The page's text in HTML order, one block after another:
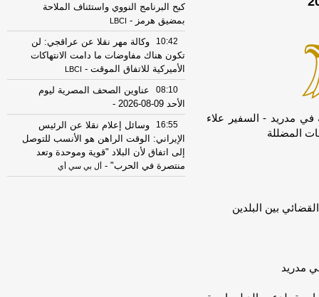
في مدريد - السفير علاء
المضللة
بين البلدين
مدريد
كبح البرنامج النووي واستئناف الملاحة
بمضيق هرمز -
LBCI
10:42
وكالة مهر نقلا عن عراقجي: لن
تكون هناك مفاوضات ما دامت الانتهاكات
الأميركية للاتفاق الموقت -
LBCI
08:10
عناوين الصحف المصرية ليوم
الأحد 09-08-2026
-
16:55
وسائل إعلام نقلا عن الرئيس
الإيراني: الوقت الراهن هو الأنسب للتوصل
إلى اتفاق لأن البلاد "قوية وموحدة وتعد
منتصرة في الحرب" - أل بي سي أي